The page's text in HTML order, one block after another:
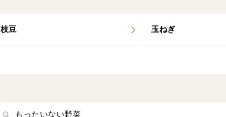
枝豆 玉ねぎ
もったいない野菜